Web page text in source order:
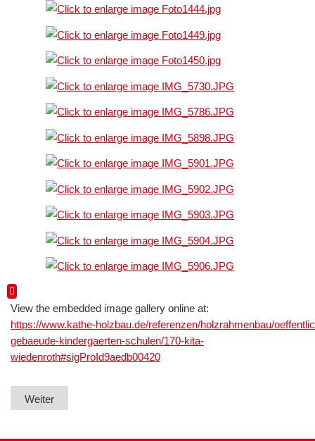
View the embedded image gallery online at:
https://www.kathe-holzbau.de/referenzen/holzrahmenbau/
gebaeude-kindergaerten-schulen/170-kita-
wiedenroth#sigProId9aedb00420
Weiter